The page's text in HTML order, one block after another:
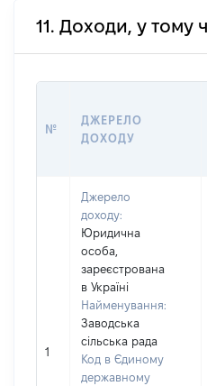
11. Доходи, у тому
№
ДЖЕРЕЛО
ДОХОДУ
1
Джерело
доходу:
Юридична
особа,
зареєстрована
в Україні
Найменування:
Заводська
сільська рада
Код в Єдиному
державному